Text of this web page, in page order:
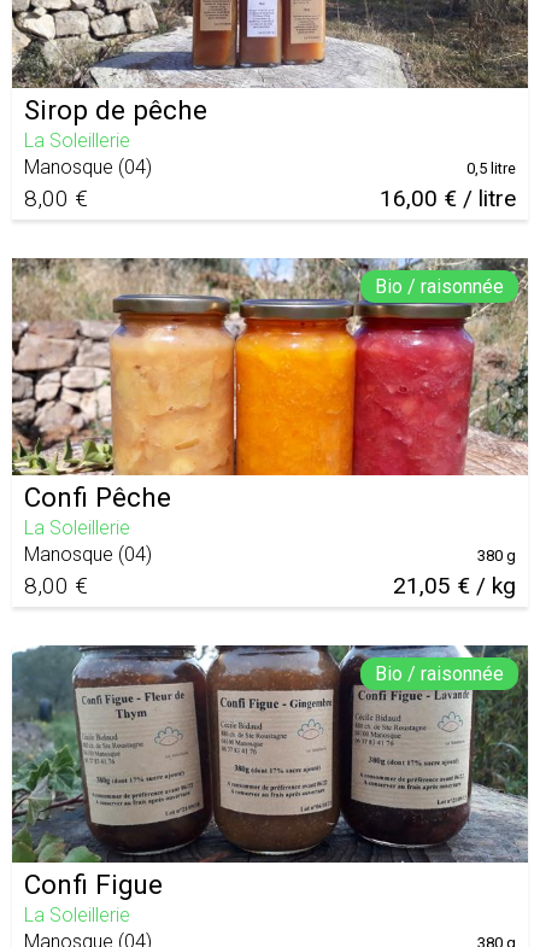
Sirop de pêche
La Soleillerie
Manosque (04)
8,00 € 16,00 € / litre
0,5 litre
Bio / raisonnée
Confi Pêche
La Soleillerie
Manosque (04)
8,00 € 21,05 € / kg
380 g
Bio / raisonnée
Confi Figue
La Soleillerie
Manosque (04) 380 g